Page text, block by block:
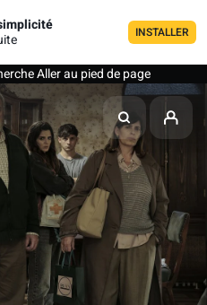
INSTALLER
Aller au pied de page